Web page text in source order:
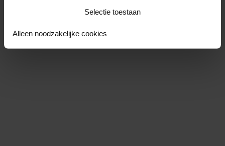
Selectie toestaan
Alleen noodzakelijke cookies